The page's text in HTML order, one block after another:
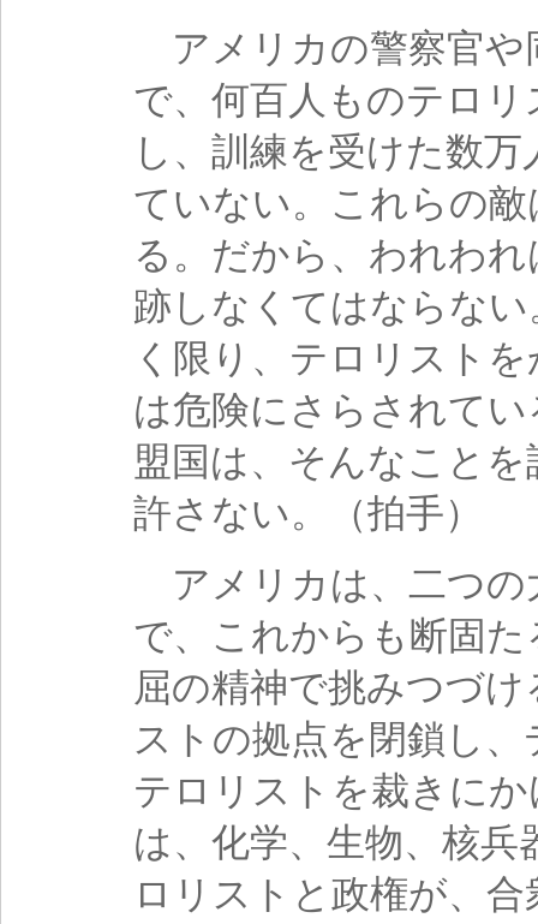
アメリカの警察官や
で、何百人ものテロ
し、訓練を受けた数
ていない。これらの
る。だから、われわ
跡しなくてはならな
く限り、テロリスト
は危険にさらされて
盟国は、そんなこと
許さない。（拍手）
アメリカは、二つの
で、これからも断固
屈の精神で挑みつづ
ストの拠点を閉鎖し
テロリストを裁きに
は、化学、生物、核
ロリストと政権が、